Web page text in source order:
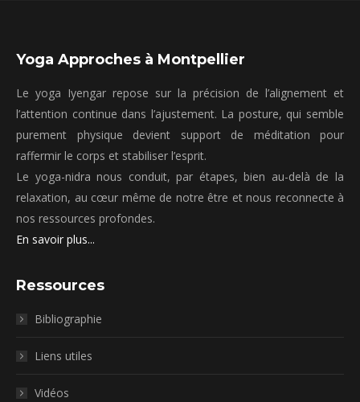
Yoga Approches à Montpellier
Le yoga Iyengar repose sur la précision de l’alignement et
l’attention continue dans l’ajustement. La posture, qui semble
purement physique devient support de méditation pour
raffermir le corps et stabiliser l’esprit.
Le yoga-nidra nous conduit, par étapes, bien au-delà de la
relaxation, au cœur même de notre être et nous reconnecte à
nos ressources profondes.
En savoir plus...
Ressources
Bibliographie
Liens utiles
Vidéos